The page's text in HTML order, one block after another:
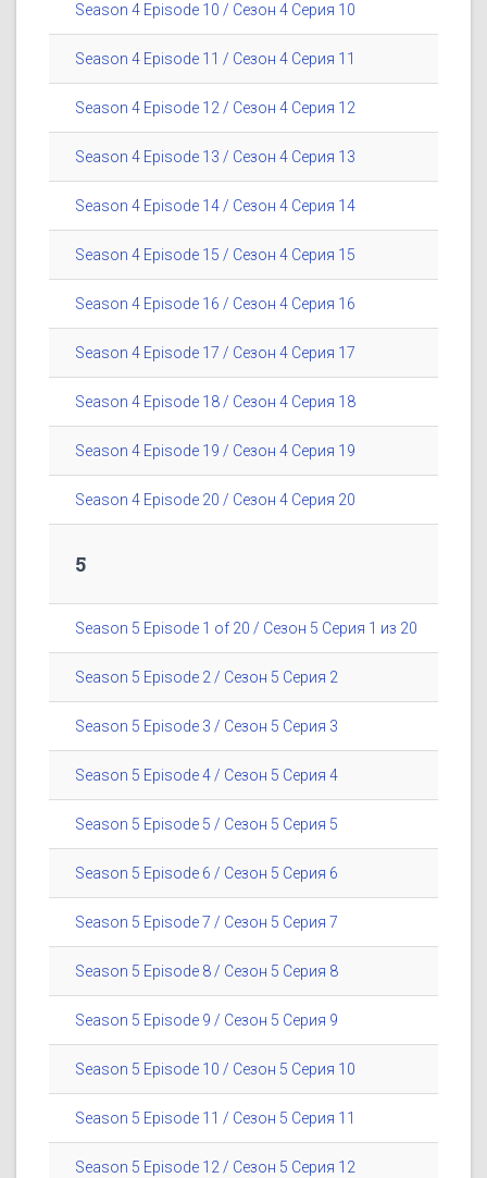
Season 4 Episode 10 / Сезон 4 Серия 10
Season 4 Episode 11 / Сезон 4 Серия 11
Season 4 Episode 12 / Сезон 4 Серия 12
Season 4 Episode 13 / Сезон 4 Серия 13
Season 4 Episode 14 / Сезон 4 Серия 14
Season 4 Episode 15 / Сезон 4 Серия 15
Season 4 Episode 16 / Сезон 4 Серия 16
Season 4 Episode 17 / Сезон 4 Серия 17
Season 4 Episode 18 / Сезон 4 Серия 18
Season 4 Episode 19 / Сезон 4 Серия 19
Season 4 Episode 20 / Сезон 4 Серия 20
5
Season 5 Episode 1 of 20 / Сезон 5 Серия 1 из 20
Season 5 Episode 2 / Сезон 5 Серия 2
Season 5 Episode 3 / Сезон 5 Серия 3
Season 5 Episode 4 / Сезон 5 Серия 4
Season 5 Episode 5 / Сезон 5 Серия 5
Season 5 Episode 6 / Сезон 5 Серия 6
Season 5 Episode 7 / Сезон 5 Серия 7
Season 5 Episode 8 / Сезон 5 Серия 8
Season 5 Episode 9 / Сезон 5 Серия 9
Season 5 Episode 10 / Сезон 5 Серия 10
Season 5 Episode 11 / Сезон 5 Серия 11
Season 5 Episode 12 / Сезон 5 Серия 12